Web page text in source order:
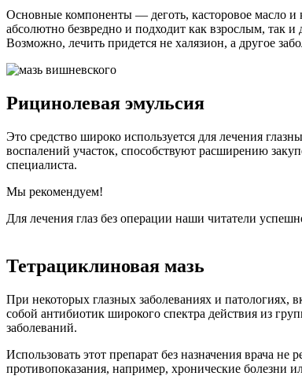
Основные компоненты — деготь, касторовое масло и
абсолютно безвредно и подходит как взрослым, так и
Возможно, лечить придется не халязион, а другое
Рицинолевая эмульсия
Это средство широко используется для лечения
воспалений участок, способствуют расширению
специалиста.
Мы рекомендуем!
Для лечения глаз без операции наши читатели
Тетрациклиновая мазь
При некоторых глазных заболеваниях и патологиях,
собой антибиотик широкого спектра действия из
заболеваний.
Использовать этот препарат без назначения врача
противопоказания, например, хронические болезни